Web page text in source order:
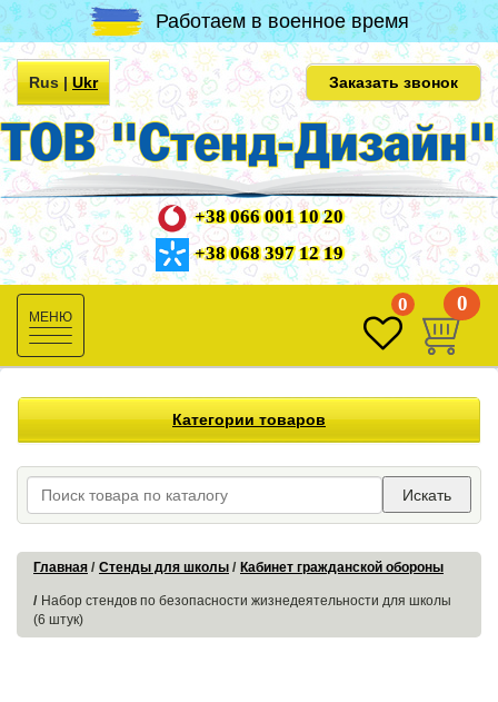
Работаем в военное время
Rus|Ukr Заказать звонок
+38 066 001 10 20
+38 068 397 12 19
Toggle
navigation
0 0
Категории товаров
Искать
Главная Стенды для школы Кабинет гражданской обороны
Набор стендов по безопасности жизнедеятельности для школы
(6 штук)